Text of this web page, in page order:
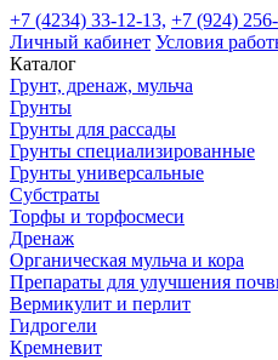
+7 (4234) 33-12-13, +7 (924)
Личный кабинет Условия
Каталог
Грунт, дренаж, мульча
Грунты
Грунты для рассады
Грунты специализированные
Грунты универсальные
Субстраты
Торфы и торфосмеси
Дренаж
Органическая мульча и кора
Препараты для улучшения
Вермикулит и перлит
Гидрогели
Кремневит